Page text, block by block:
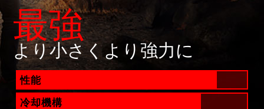
最強
より小さくより強力に
性能
冷却機構